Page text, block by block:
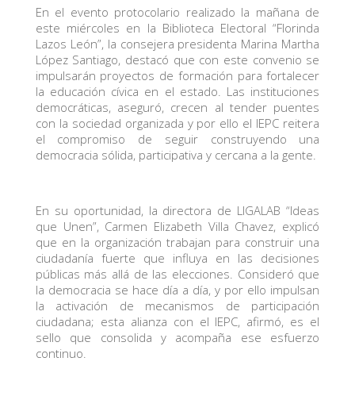
En el evento protocolario realizado la mañana de
este miércoles en la Biblioteca Electoral “Florinda
Lazos León”, la consejera presidenta Marina Martha
López Santiago, destacó que con este convenio se
impulsarán proyectos de formación para fortalecer
la educación cívica en el estado. Las instituciones
democráticas, aseguró, crecen al tender puentes
con la sociedad organizada y por ello el IEPC reitera
el compromiso de seguir construyendo una
democracia sólida, participativa y cercana a la gente.
En su oportunidad, la directora de LIGALAB “Ideas
que Unen”, Carmen Elizabeth Villa Chavez, explicó
que en la organización trabajan para construir una
ciudadanía fuerte que influya en las decisiones
públicas más allá de las elecciones. Consideró que
la democracia se hace día a día, y por ello impulsan
la activación de mecanismos de participación
ciudadana; esta alianza con el IEPC, afirmó, es el
sello que consolida y acompaña ese esfuerzo
continuo.